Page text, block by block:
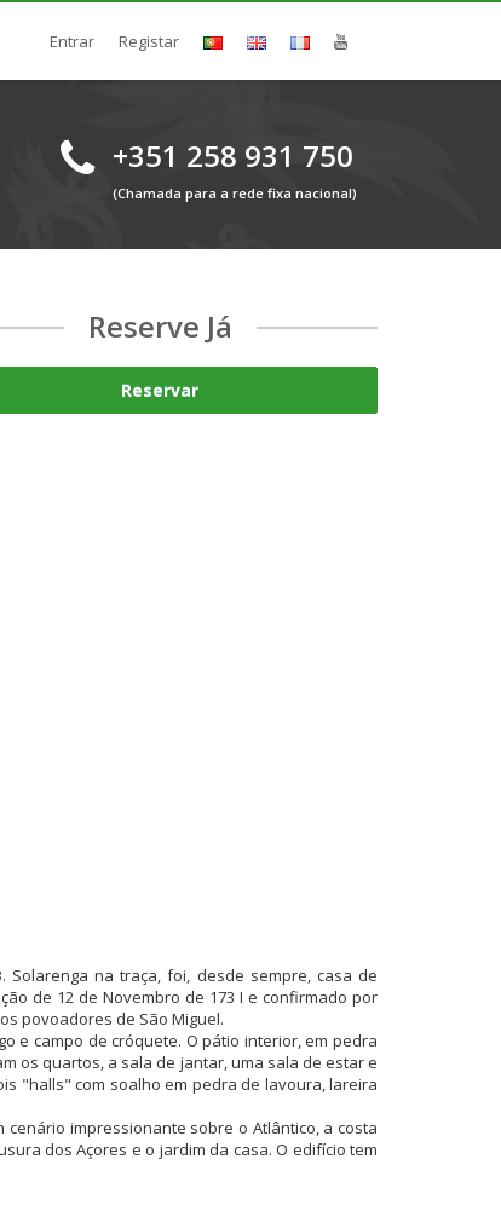
Entrar Registar
+351 258 931 750
(Chamada para a rede fixa nacional)
Reserve Já
Reservar
Solarenga na traça, foi, desde sempre, casa de
de 12 de Novembro de 173 I e confirmado por
povoadores de São Miguel.
e campo de cróquete. O pátio interior, em pedra
os quartos, a sala de jantar, uma sala de estar e
"halls" com soalho em pedra de lavoura, lareira
impressionante sobre o Atlântico, a costa
dos Açores e o jardim da casa. O edifício tem